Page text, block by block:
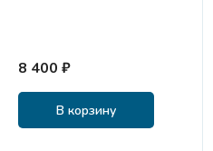
8 400 ₽
В корзину